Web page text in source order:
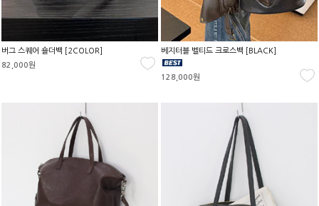
버그 스퀘어 숄더백 [2COLOR]
82,000원
베지터블 벨티드 크로스백 [BLACK]
128,000원